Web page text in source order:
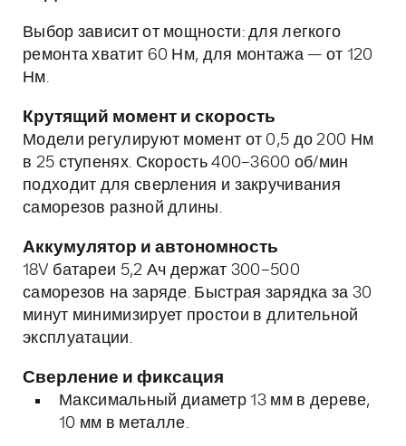
Выбор зависит от мощности: для легкого
ремонта хватит 60 Нм, для монтажа — от 120
Нм.
Крутящий момент и скорость
Модели регулируют момент от 0,5 до 200 Нм
в 25 ступенях. Скорость 400–3600 об/мин
подходит для сверления и закручивания
саморезов разной длины.
Аккумулятор и автономность
18V батареи 5,2 Ач держат 300–500
саморезов на заряде. Быстрая зарядка за 30
минут минимизирует простои в длительной
эксплуатации.
Сверление и фиксация
Максимальный диаметр 13 мм в дереве,
10 мм в металле.